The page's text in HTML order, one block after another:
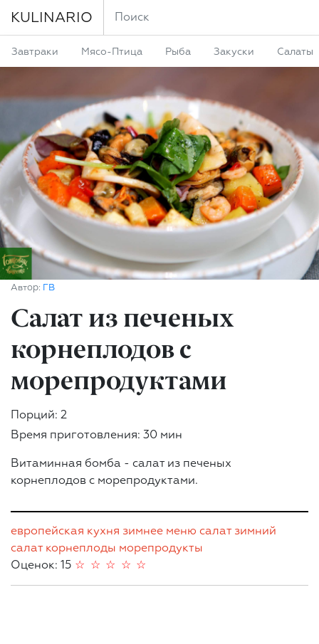
KULINARIO
Завтраки Мясо-Птица Рыба Закуски Салаты
Автор: ГВ
Салат из печеных
корнеплодов с
морепродуктами
Порций: 2
Время приготовления: 30 мин
Витаминная бомба - салат из печеных
корнеплодов с морепродуктами.
европейская кухня зимнее меню салат зимний
салат корнеплоды морепродукты
Оценок: 15
☆
☆
☆
☆
☆